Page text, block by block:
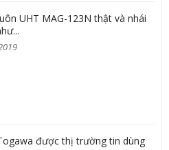
UHT MAG-123N thật và nhái
được thị trường tin dùng